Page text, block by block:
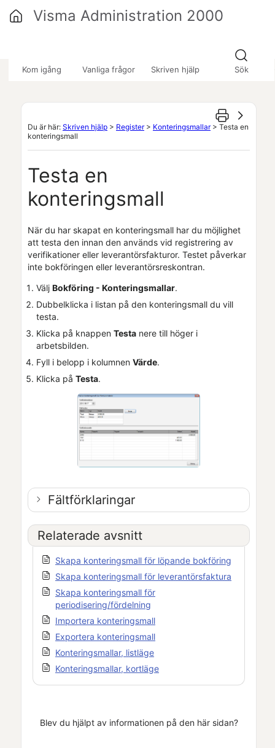
Kom igång Vanliga frågor Skriven hjälp Sök
Visma Administration 2000
Du är här: Skriven hjälp > Register> Konteringsmallar> Testa en
konteringsmall
Testa en
konteringsmall
När du har skapat en konteringsmall har du möjlighet
att testa den innan den används vid registrering av
verifikationer eller leverantörsfakturor. Testet påverkar
inte bokföringen eller leverantörsreskontran.
Välj Bokföring - Konteringsmallar.
Dubbelklicka i listan på den konteringsmall du vill
testa.
Klicka på knappen Testa nere till höger i
arbetsbilden.
Fyll i belopp i kolumnen Värde.
Klicka på Testa.
Fältförklaringar
Relaterade avsnitt
Skapa konteringsmall för löpande bokföring
Skapa konteringsmall för leverantörsfaktura
Skapa konteringsmall för
periodisering/fördelning
Importera konteringsmall
Exportera konteringsmall
Konteringsmallar, listläge
Konteringsmallar, kortläge
Blev du hjälpt av informationen på den här sidan?